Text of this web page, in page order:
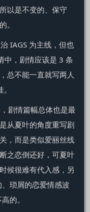
以是不变的、保守
。
IAGS 为主线，但也
中，剧情应该是 3 条
总不能一直就写两人
剧情篇幅总体也是最
从夏叶的角度重写剧
，而是类似爱丽丝线
之恋倒还好，可夏叶
候很难有代入感，另
琐屑的恋爱情感波
的。